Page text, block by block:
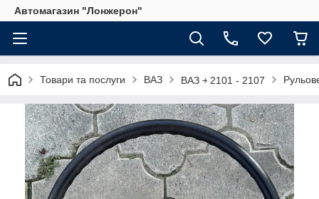
Автомагазин "Лонжерон"
Товари та послуги ВАЗ ВАЗ ￫ 2101 - 2107